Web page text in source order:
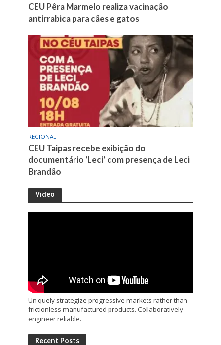
CEU Pêra Marmelo realiza vacinação
antirrabica para cães e gatos
REGIONAL
CEU Taipas recebe exibição do
documentário ‘Leci’ com presença de Leci
Brandão
Video
Uniquely strategize progressive markets rather than
frictionless manufactured products. Collaboratively
engineer reliable.
Recent Posts